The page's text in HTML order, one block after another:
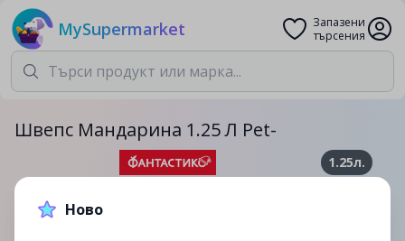
MySupermarket
Запазени
търсения
Швепс Мандарина 1.25 Л Pet-
1.25л.
2.59лв.
Ново